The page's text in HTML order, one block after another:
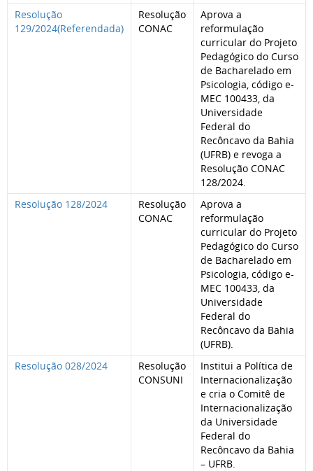
Resolução
129/2024(Referendada)
Resolução
CONAC
Aprova a
reformulação
curricular do Projeto
Pedagógico do Curso
de Bacharelado em
Psicologia, código e-
MEC 100433, da
Universidade
Federal do
Recôncavo da Bahia
(UFRB) e revoga a
Resolução CONAC
128/2024.
Resolução 128/2024
Resolução
CONAC
Aprova a
reformulação
curricular do Projeto
Pedagógico do Curso
de Bacharelado em
Psicologia, código e-
MEC 100433, da
Universidade
Federal do
Recôncavo da Bahia
(UFRB).
Resolução 028/2024
Resolução
CONSUNI
Institui a Política de
Internacionalização
e cria o Comitê de
Internacionalização
da Universidade
Federal do
Recôncavo da Bahia
– UFRB.